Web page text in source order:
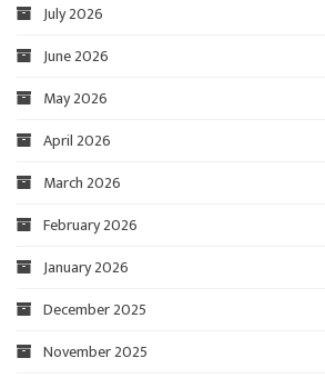
July 2026
June 2026
May 2026
April 2026
March 2026
February 2026
January 2026
December 2025
November 2025